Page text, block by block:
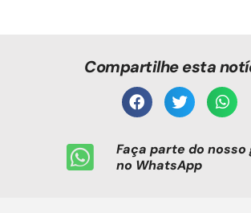
Compartilhe esta
Faça parte do nosso
no WhatsApp